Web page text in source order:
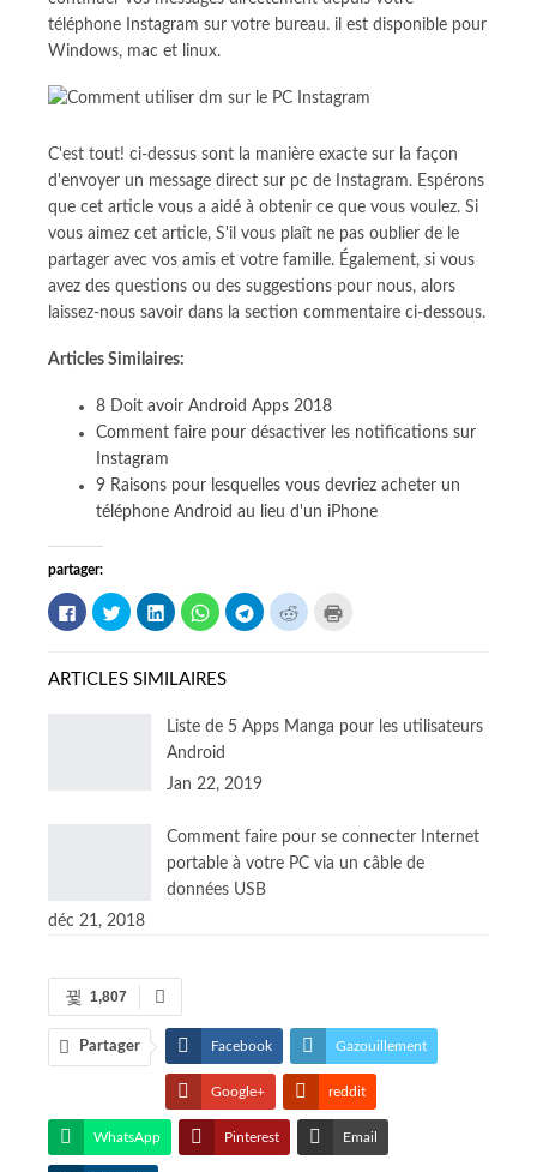
téléphone Instagram sur votre bureau. il est disponible pour
Windows, mac et linux.
C'est tout! ci-dessus sont la manière exacte sur la façon
d'envoyer un message direct sur pc de Instagram. Espérons
que cet article vous a aidé à obtenir ce que vous voulez. Si
vous aimez cet article, S'il vous plaît ne pas oublier de le
partager avec vos amis et votre famille. Également, si vous
avez des questions ou des suggestions pour nous, alors
laissez-nous savoir dans la section commentaire ci-dessous.
Articles Similaires:
8 Doit avoir Android Apps 2018
Comment faire pour désactiver les notifications sur
Instagram
9 Raisons pour lesquelles vous devriez acheter un
téléphone Android au lieu d'un iPhone
partager:
Cliquez
pour
partager
(Ouvre
Cliquez
pour
partager
(Ouvre
nouvelle
fenêtre)
Cliquez
pour
partager
(Ouvre
nouvelle
fenêtre)
Cliquez
pour
partager
(Ouvre
nouvelle
fenêtre)
Cliquez
pour
partager
nouvelle
fenêtre)
Cliquez
pour
nouvelle
fenêtre)
ARTICLES SIMILAIRES
Liste de 5 Apps Manga pour les utilisateurs
Android
Jan 22, 2019
Comment faire pour se connecter Internet
portable à votre PC via un câble de
données USB
déc 21, 2018
1,807
Partager Facebook Gazouillement
Google+ reddit
WhatsApp Pinterest Email